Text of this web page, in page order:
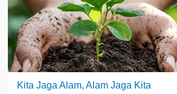
Kita Jaga Alam, Alam Jaga Kita